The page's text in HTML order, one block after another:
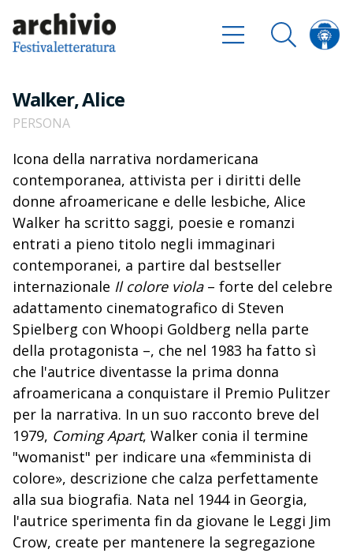
Walker, Alice
PERSONA
Icona della narrativa nordamericana
contemporanea, attivista per i diritti delle
donne afroamericane e delle lesbiche, Alice
Walker ha scritto saggi, poesie e romanzi
entrati a pieno titolo negli immaginari
contemporanei, a partire dal bestseller
internazionale Il colore viola– forte del celebre
adattamento cinematografico di Steven
Spielberg con Whoopi Goldberg nella parte
della protagonista –, che nel 1983 ha fatto sì
che l'autrice diventasse la prima donna
afroamericana a conquistare il Premio Pulitzer
per la narrativa. In un suo racconto breve del
1979, Coming Apart, Walker conia il termine
"womanist" per indicare una «femminista di
colore», descrizione che calza perfettamente
alla sua biografia. Nata nel 1944 in Georgia,
l'autrice sperimenta fin da giovane le Leggi Jim
Crow, create per mantenere la segregazione